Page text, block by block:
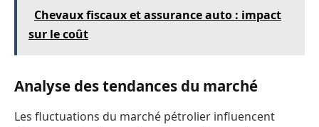
Chevaux fiscaux et assurance auto : impact
sur le coût
Analyse des tendances du marché
Les fluctuations du marché pétrolier influencent